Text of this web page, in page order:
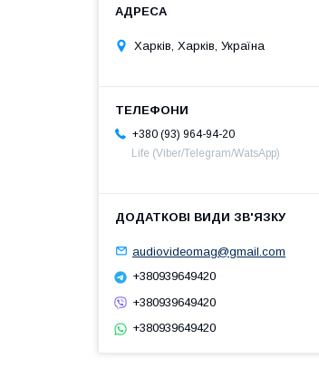
Харків, Харків, Україна
+380 (93) 964-94-20
Life (Viber/Telegram/WatsApp)
audiovideomag@gmail.com
+380939649420
+380939649420
+380939649420